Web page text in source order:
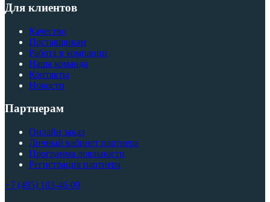
Для клиентов
Качество
Поставщикам
Работа в компании
Наша команда
Контакты
Новости
Партнерам
Онлайн заказ
Личный кабинет партнера
Программа лояльности
Регистрация партнера
+7 (495) 103-46-09